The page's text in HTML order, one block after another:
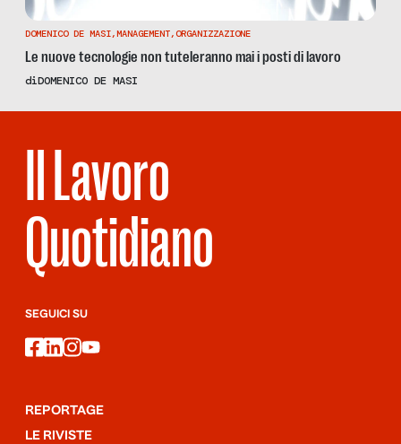
DOMENICO DE MASI,MANAGEMENT,ORGANIZZAZIONE
Le nuove tecnologie non tuteleranno mai i posti di lavoro
diDOMENICO DE MASI
Il Lavoro
Quotidiano
SEGUICI SU
facebook
linkedin
instagram
youtube
REPORTAGE
LE RIVISTE